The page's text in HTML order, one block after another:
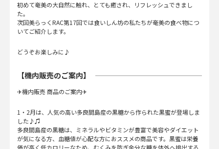
初めて奄美の大自然に触れ、とても癒され、リフレッシュできまし
た。
次回美らっくRAC第17回では食いしん坊の私たちが奄美の食べ物につ
いてご紹介します。
どうぞお楽しみに♪
【機内販売のご案内】
✈機内販売 商品のご案内✈
1・2月は、人気の高い多良間島産の黒糖から作られた黒蜜が登場しま
した♪♫
多良間島産の黒糖は、ミネラルやビタミンが豊富で美容やダイエット
が気になる方、血糖値が心配な方におススメの商品です。黒蜜は栄養